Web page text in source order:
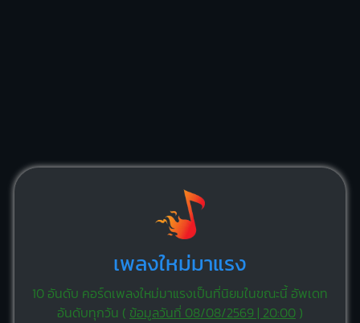
เพลงใหม่มาแรง
10 อันดับ คอร์ดเพลงใหม่มาแรงเป็นที่นิยมในขณะนี้ อัพเดท
อันดับทุกวัน ( ข้อมูลวันที่ 08/08/2569 | 20:00)